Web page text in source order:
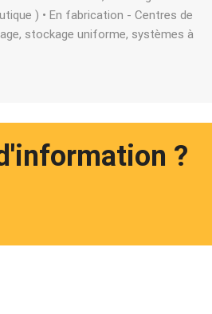
) • En fabrication - Centres de
stockage uniforme, systèmes à
?